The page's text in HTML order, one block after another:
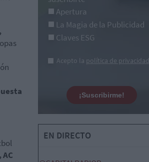
Apertura
La Magia de la Publicidad
Claves ESG
Acepto la política de privacidad
¡Suscribirme!
EN DIRECTO